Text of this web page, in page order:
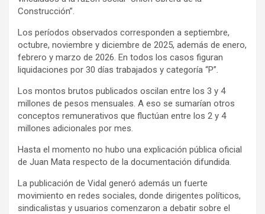
Construcción”.
Los períodos observados corresponden a septiembre,
octubre, noviembre y diciembre de 2025, además de enero,
febrero y marzo de 2026. En todos los casos figuran
liquidaciones por 30 días trabajados y categoría “P”.
Los montos brutos publicados oscilan entre los 3 y 4
millones de pesos mensuales. A eso se sumarían otros
conceptos remunerativos que fluctúan entre los 2 y 4
millones adicionales por mes.
Hasta el momento no hubo una explicación pública oficial
de Juan Mata respecto de la documentación difundida.
La publicación de Vidal generó además un fuerte
movimiento en redes sociales, donde dirigentes políticos,
sindicalistas y usuarios comenzaron a debatir sobre el